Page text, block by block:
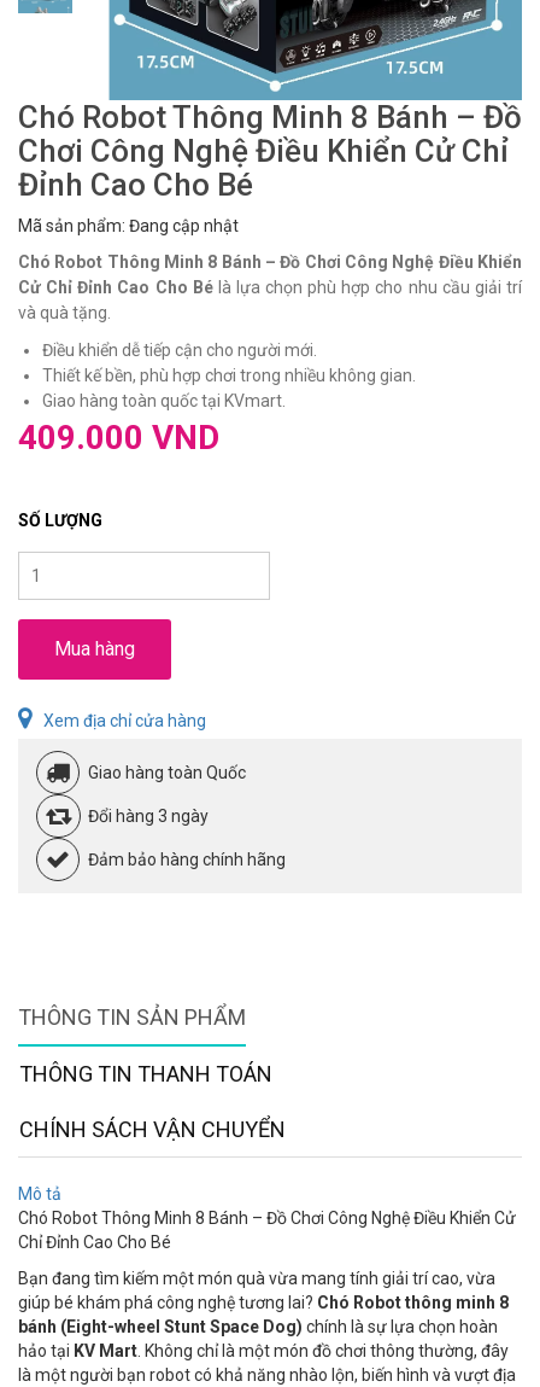
Chó Robot Thông Minh 8 Bánh – Đồ
Chơi Công Nghệ Điều Khiển Cử Chỉ
Đỉnh Cao Cho Bé
Mã sản phẩm: Đang cập nhật
Chó Robot Thông Minh 8 Bánh – Đồ Chơi Công Nghệ Điều Khiển
Cử Chỉ Đỉnh Cao Cho Bélà lựa chọn phù hợp cho nhu cầu giải trí
và quà tặng.
Điều khiển dễ tiếp cận cho người mới.
Thiết kế bền, phù hợp chơi trong nhiều không gian.
Giao hàng toàn quốc tại KVmart.
409.000 VND
SỐ LƯỢNG
Mua hàng
Xem địa chỉ cửa hàng
Giao hàng toàn Quốc
Đổi hàng 3 ngày
Đảm bảo hàng chính hãng
THÔNG TIN SẢN PHẨM
THÔNG TIN THANH TOÁN
CHÍNH SÁCH VẬN CHUYỂN
Mô tả
Chó Robot Thông Minh 8 Bánh – Đồ Chơi Công Nghệ Điều Khiển Cử
Chỉ Đỉnh Cao Cho Bé
Bạn đang tìm kiếm một món quà vừa mang tính giải trí cao, vừa
giúp bé khám phá công nghệ tương lai? Chó Robot thông minh 8
bánh (Eight-wheel Stunt Space Dog) chính là sự lựa chọn hoàn
hảo tại KV Mart. Không chỉ là một món đồ chơi thông thường, đây
là một người bạn robot có khả năng nhào lộn, biến hình và vượt địa